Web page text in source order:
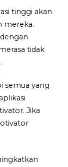
tinggi akan
mereka.
tidak
semua yang
Jika